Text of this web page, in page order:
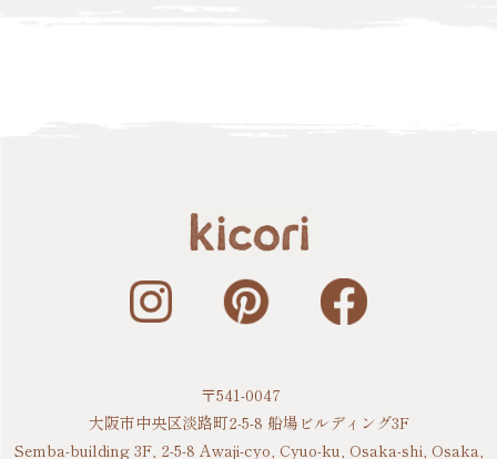
〒541-0047
大阪市中央区淡路町2-5-8 船場ビルディング3F
Semba-building 3F, 2-5-8 Awaji-cyo, Cyuo-ku, Osaka-shi, Osaka,